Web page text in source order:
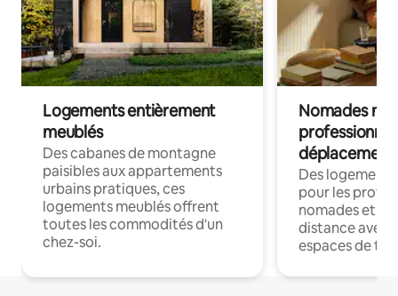
Logements entièrement
meublés
Des cabanes de montagne
paisibles aux appartements
urbains pratiques, ces
logements meublés offrent
toutes les commodités d'un
chez-soi.
Nomades
déplacement
Des
pour les
nomades et
distance avec
espaces de